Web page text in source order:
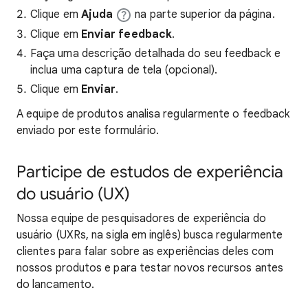
Clique em Ajuda
na parte superior da página.
Clique em Enviar feedback.
Faça uma descrição detalhada do seu feedback e
inclua uma captura de tela (opcional).
Clique em Enviar.
A equipe de produtos analisa regularmente o feedback
enviado por este formulário.
Participe de estudos de experiência
do usuário (UX)
Nossa equipe de pesquisadores de experiência do
usuário (UXRs, na sigla em inglês) busca regularmente
clientes para falar sobre as experiências deles com
nossos produtos e para testar novos recursos antes
do lançamento.